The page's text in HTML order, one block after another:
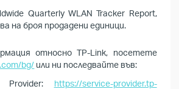
Quarterly WLAN Tracker Report,
на броя продадени единици.
относно TP-Link, посетете
bg/ или ни последвайте във:
Provider: https://service-provider.tp-